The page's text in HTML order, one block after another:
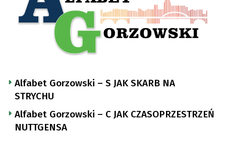
Alfabet Gorzowski – S JAK SKARB NA
STRYCHU
Alfabet Gorzowski – C JAK CZASOPRZESTRZEŃ
NUTTGENSA